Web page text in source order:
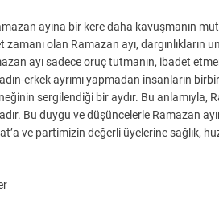
ayına bir kere daha kavuşmanın
olan Ramazan ayı,
ayı sadece oruç tutmanın, ibadet
erkek ayrımı yapmadan insanların
sergilendiği bir aydır. Bu anlamıyla,
Bu duygu ve düşüncelerle Ramazan
ve partimizin değerli üyelerine sağlık,